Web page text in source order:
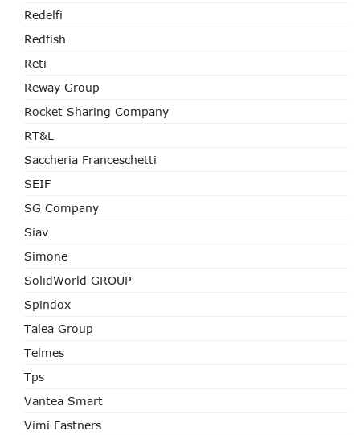
Redelfi
Redfish
Reti
Reway Group
Rocket Sharing Company
RT&L
Saccheria Franceschetti
SEIF
SG Company
Siav
Simone
SolidWorld GROUP
Spindox
Talea Group
Telmes
Tps
Vantea Smart
Vimi Fastners